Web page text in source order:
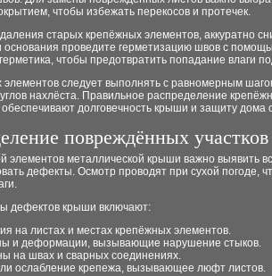
чтобы избежать перекосов и протечек.
старых крепёжных элементов, аккуратно
основания проведите герметизацию швов с
чтобы предотвратить попадание влаги
следует выполнять с равномерным
нахлёста. Правильное распределение
долговечность крыши и защиту дома
повреждённых
элементов металлической крыши важно выявить
дефекты. Осмотр проводят при сухой погоде,
дефектов крыши включают:
на листах и местах крепёжных элементов.
и деформации, вызывающие нарушение стыков.
на швах и сварных соединениях.
ослабление крепежа, вызывающее люфт листов.